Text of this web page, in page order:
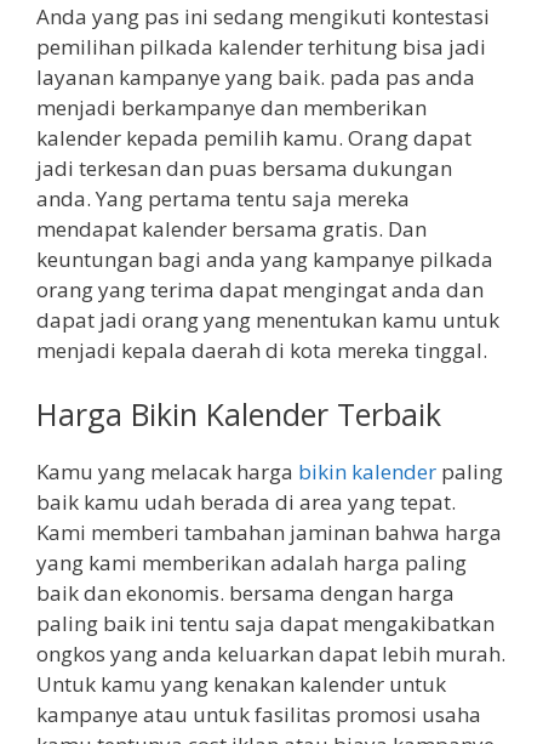
Anda yang pas ini sedang mengikuti kontestasi
pemilihan pilkada kalender terhitung bisa jadi
layanan kampanye yang baik. pada pas anda
menjadi berkampanye dan memberikan
kalender kepada pemilih kamu. Orang dapat
jadi terkesan dan puas bersama dukungan
anda. Yang pertama tentu saja mereka
mendapat kalender bersama gratis. Dan
keuntungan bagi anda yang kampanye pilkada
orang yang terima dapat mengingat anda dan
dapat jadi orang yang menentukan kamu untuk
menjadi kepala daerah di kota mereka tinggal.
Harga Bikin Kalender Terbaik
Kamu yang melacak harga bikin kalender paling
baik kamu udah berada di area yang tepat.
Kami memberi tambahan jaminan bahwa harga
yang kami memberikan adalah harga paling
baik dan ekonomis. bersama dengan harga
paling baik ini tentu saja dapat mengakibatkan
ongkos yang anda keluarkan dapat lebih murah.
Untuk kamu yang kenakan kalender untuk
kampanye atau untuk fasilitas promosi usaha